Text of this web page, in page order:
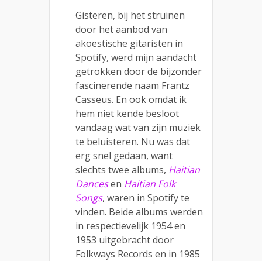
Gisteren, bij het struinen
door het aanbod van
akoestische gitaristen in
Spotify, werd mijn aandacht
getrokken door de bijzonder
fascinerende naam Frantz
Casseus. En ook omdat ik
hem niet kende besloot
vandaag wat van zijn muziek
te beluisteren. Nu was dat
erg snel gedaan, want
slechts twee albums, Haitian
Dancesen Haitian Folk
Songs, waren in Spotify te
vinden. Beide albums werden
in respectievelijk 1954 en
1953 uitgebracht door
Folkways Records en in 1985